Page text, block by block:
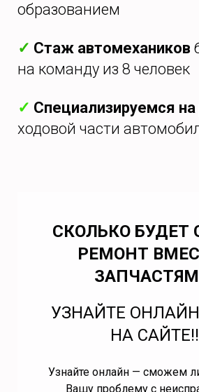
образованием
✓ Стаж автомехаников
на команду из 8 человек
✓ Специализируемся
ходовой части
СКОЛЬКО БУДЕТ
РЕМОНТ
УЗНАЙТЕ
НА
Узнайте онлайн — сможем
Вашу проблему с